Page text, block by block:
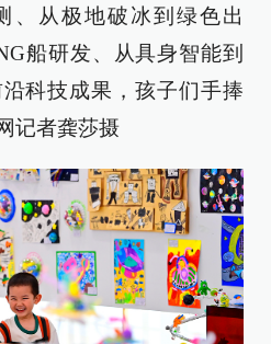
、从极地破冰到绿色出
船研发、从具身智能到
科技成果，孩子们手捧
记者龚莎摄